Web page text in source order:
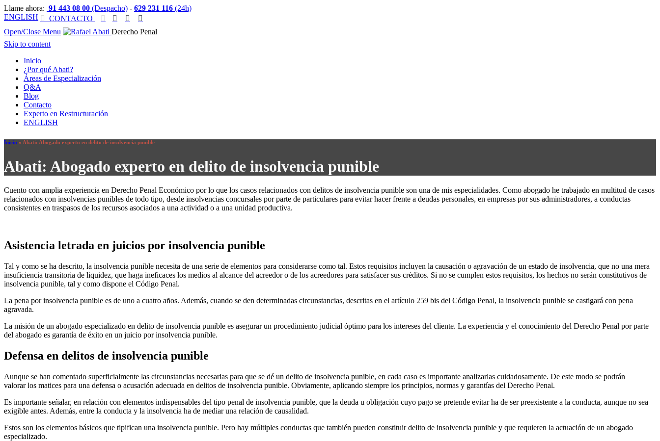
Llame ahora: 91 443 08 00 (Despacho) - 629 231 116 (24h)
ENGLISH  CONTACTO   

Open/Close Menu
Derecho Penal
Skip to content
Inicio
¿Por qué Abati?
Áreas de Especialización
Q&A
Blog
Contacto
Experto en Restructuración
ENGLISH
Inicio » Abati: Abogado experto en delito de insolvencia punible
Abati: Abogado experto en delito de insolvencia punible
Cuento con amplia experiencia en Derecho Penal Económico por lo que los casos relacionados con delitos de insolvencia punible son una de mis especialidades. Como abogado he trabajado en multitud de casos
relacionados con insolvencias punibles de todo tipo, desde insolvencias concursales por parte de particulares para evitar hacer frente a deudas personales, en empresas por sus administradores, a conductas
consistentes en traspasos de los recursos asociados a una actividad o a una unidad productiva.
Asistencia letrada en juicios por insolvencia punible
Tal y como se ha descrito, la insolvencia punible necesita de una serie de elementos para considerarse como tal. Estos requisitos incluyen la causación o agravación de un estado de insolvencia, que no una mera
insuficiencia transitoria de liquidez, que haga ineficaces los medios al alcance del acreedor o de los acreedores para satisfacer sus créditos. Si no se cumplen estos requisitos, los hechos no serán constitutivos de
insolvencia punible, tal y como dispone el Código Penal.
La pena por insolvencia punible es de uno a cuatro años. Además, cuando se den determinadas circunstancias, descritas en el artículo 259 bis del Código Penal, la insolvencia punible se castigará con pena
agravada.
La misión de un abogado especializado en delito de insolvencia punible es asegurar un procedimiento judicial óptimo para los intereses del cliente. La experiencia y el conocimiento del Derecho Penal por parte
del abogado es garantía de éxito en un juicio por insolvencia punible.
Defensa en delitos de insolvencia punible
Aunque se han comentado superficialmente las circunstancias necesarias para que se dé un delito de insolvencia punible, en cada caso es importante analizarlas cuidadosamente. De este modo se podrán
valorar los matices para una defensa o acusación adecuada en delitos de insolvencia punible. Obviamente, aplicando siempre los principios, normas y garantías del Derecho Penal.
Es importante señalar, en relación con elementos indispensables del tipo penal de insolvencia punible, que la deuda u obligación cuyo pago se pretende evitar ha de ser preexistente a la conducta, aunque no sea
exigible antes. Además, entre la conducta y la insolvencia ha de mediar una relación de causalidad.
Estos son los elementos básicos que tipifican una insolvencia punible. Pero hay múltiples conductas que también pueden constituir delito de insolvencia punible y que requieren la actuación de un abogado
especializado.